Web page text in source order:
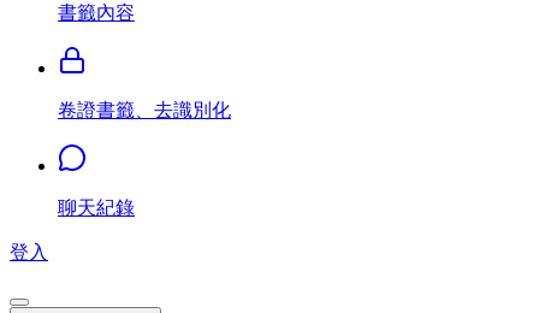
書籤內容
卷證書籤、去識別化
聊天紀錄
登入